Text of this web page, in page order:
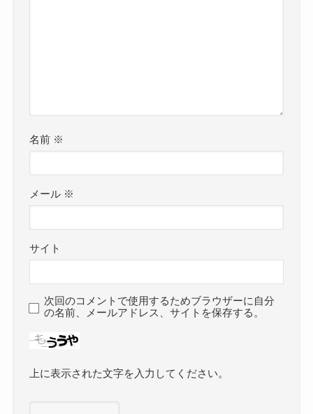
名前 ※
メール ※
サイト
次回のコメントで使用するためブラウザーに自分
の名前、メールアドレス、サイトを保存する。
上に表示された文字を入力してください。